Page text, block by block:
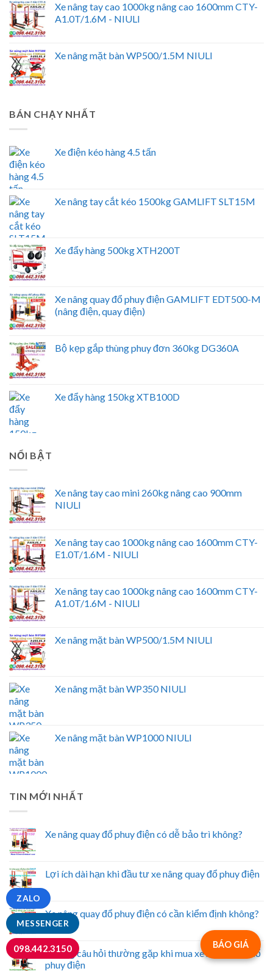
Xe nâng tay cao 1000kg nâng cao 1600mm CTY-
A1.0T/1.6M - NIULI
Xe nâng mặt bàn WP500/1.5M NIULI
BÁN CHẠY NHẤT
Xe điện kéo hàng 4.5 tấn
Xe nâng tay cắt kéo 1500kg GAMLIFT SLT15M
Xe đẩy hàng 500kg XTH200T
Xe nâng quay đổ phuy điện GAMLIFT EDT500-M
(nâng điện, quay điện)
Bộ kẹp gắp thùng phuy đơn 360kg DG360A
Xe đẩy hàng 150kg XTB100D
NỔI BẬT
Xe nâng tay cao mini 260kg nâng cao 900mm
NIULI
Xe nâng tay cao 1000kg nâng cao 1600mm CTY-
E1.0T/1.6M - NIULI
Xe nâng tay cao 1000kg nâng cao 1600mm CTY-
A1.0T/1.6M - NIULI
Xe nâng mặt bàn WP500/1.5M NIULI
Xe nâng mặt bàn WP350 NIULI
Xe nâng mặt bàn WP1000 NIULI
TIN MỚI NHẤT
Xe nâng quay đổ phuy điện có dễ bảo trì không?
Lợi ích dài hạn khi đầu tư xe nâng quay đổ phuy điện
Xe nâng quay đổ phuy điện có cần kiểm định không?
Những câu hỏi thường gặp khi mua xe nâng quay đổ
phuy điện
BÁO GIÁ
MESSENGER
ZALO
098.442.3150